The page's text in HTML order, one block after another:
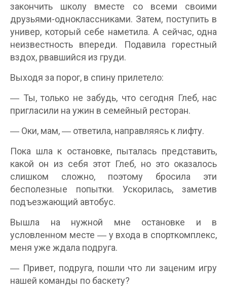
закончить школу вместе со всеми своими
друзьями-одноклассниками. Затем, поступить в
универ, который себе наметила. А сейчас, одна
неизвестность впереди. Подавила горестный
вздох, рвавшийся из груди.
Выходя за порог, в спину прилетело:
― Ты, только не забудь, что сегодня Глеб, нас
пригласили на ужин в семейный ресторан.
― Оки, мам, ― ответила, направляясь к лифту.
Пока шла к остановке, пыталась представить,
какой он из себя этот Глеб, но это оказалось
слишком сложно, поэтому бросила эти
бесполезные попытки. Ускорилась, заметив
подъезжающий автобус.
Вышла на нужной мне остановке и в
условленном месте ― у входа в спорткомплекс,
меня уже ждала подруга.
― Привет, подруга, пошли что ли заценим игру
нашей команды по баскету?